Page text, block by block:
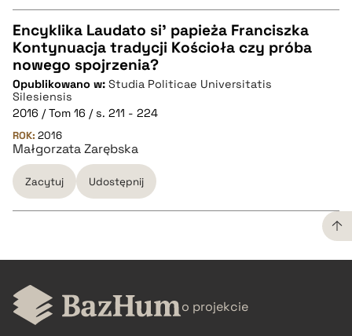
CZYSTY TEKST
pobierz cytat
BIBTEX
pobierz cytat
Encyklika Laudato si’ papieża Franciszka
Kontynuacja tradycji Kościoła czy próba
nowego spojrzenia?
Opublikowano w: Studia Politicae Universitatis
Silesiensis
2016 / Tom 16 / s. 211 - 224
ROK: 2016
Małgorzata Zarębska
Zacytuj Udostępnij
CZYSTY TEKST
pobierz cytat o projekcie